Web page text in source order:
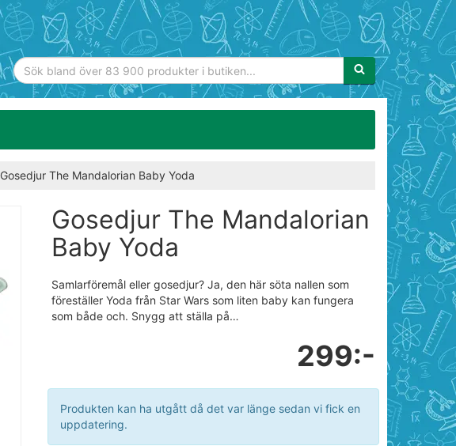
Sökfras:
Gosedjur The Mandalorian Baby Yoda
Gosedjur The Mandalorian
Baby Yoda
Samlarföremål eller gosedjur? Ja, den här söta nallen som
föreställer Yoda från Star Wars som liten baby kan fungera
som både och. Snygg att ställa på…
299:-
Produkten kan ha utgått då det var länge sedan vi fick en
uppdatering.